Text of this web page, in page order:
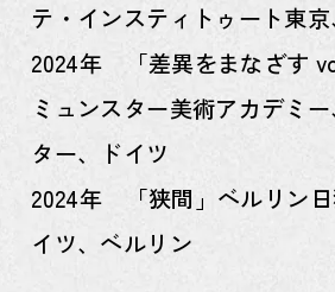
テ・インスティトゥート東
2024年 「差異をまなざす
ミュンスター美術アカデミ
ター、ドイツ
2024年 「狭間」ベルリン
イツ、ベルリン